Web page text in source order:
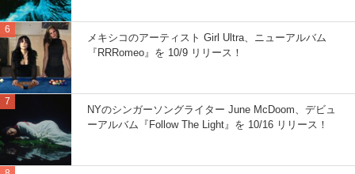
メキシコのアーティスト Girl Ultra、ニューアルバム
『RRRomeo』を 10/9 リリース！
NYのシンガーソングライター June McDoom、デビュ
ーアルバム『Follow The Light』を 10/16 リリース！